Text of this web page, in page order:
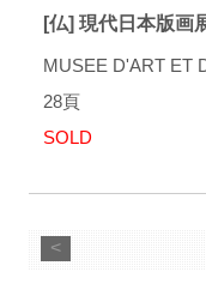
[仏] 現代日本版画
MUSEE D'ART
28頁
SOLD
<